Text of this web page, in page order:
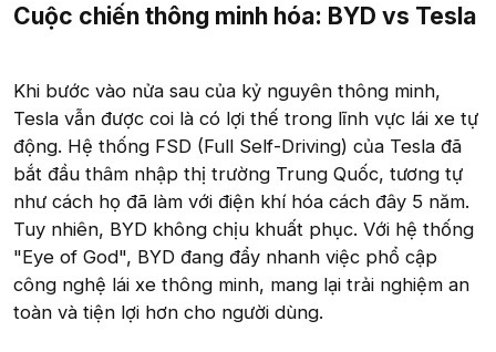
Cuộc chiến thông minh hóa: BYD vs Tesla
Khi bước vào nửa sau của kỷ nguyên thông minh,
Tesla vẫn được coi là có lợi thế trong lĩnh vực lái xe tự
động. Hệ thống FSD (Full Self-Driving) của Tesla đã
bắt đầu thâm nhập thị trường Trung Quốc, tương tự
như cách họ đã làm với điện khí hóa cách đây 5 năm.
Tuy nhiên, BYD không chịu khuất phục. Với hệ thống
"Eye of God", BYD đang đẩy nhanh việc phổ cập
công nghệ lái xe thông minh, mang lại trải nghiệm an
toàn và tiện lợi hơn cho người dùng.